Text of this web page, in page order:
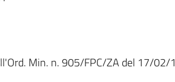
Min. n. 905/FPC/ZA del 17/02/